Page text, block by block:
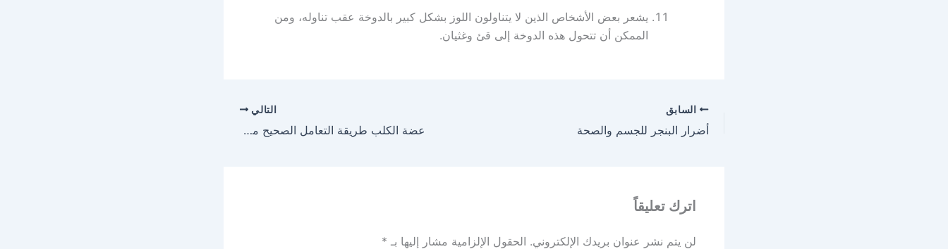
يشعر بعض الأشخاص الذين لا يتناولون اللوز بشكل كبير بالدوخة عقب تناوله، ومن
الممكن أن تتحول هذه الدوخة إلى قئ وغثيان.
السابق
أضرار البنجر للجسم والصحة
التالي
عضة الكلب طريقة التعامل الصحيح معها
اترك تعليقاً
لن يتم نشر عنوان بريدك الإلكتروني. الحقول الإلزامية مشار إليها بـ *